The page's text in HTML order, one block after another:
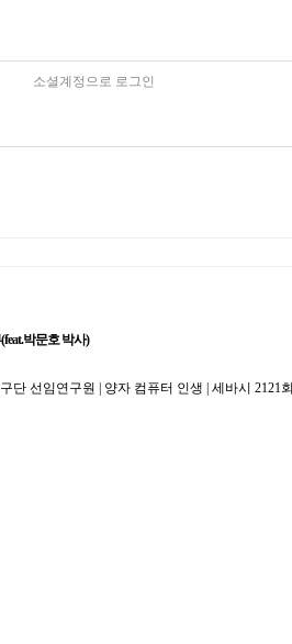
소셜계정으로 로그인
박문호 박사)
선임연구원 | 양자 컴퓨터 인생 | 세바시 2121회